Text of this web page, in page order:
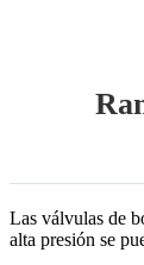
Las válvulas de
alta presión se